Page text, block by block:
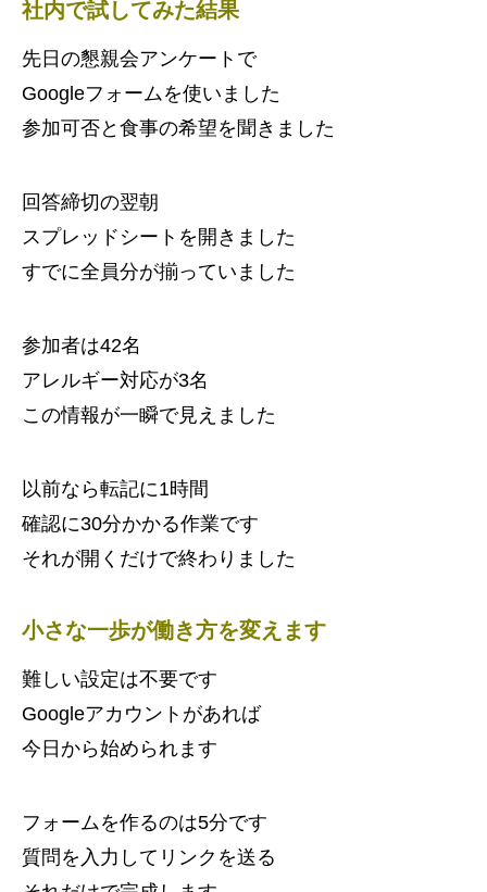
社内で試してみた結果
先日の懇親会アンケートで
Googleフォームを使いました
参加可否と食事の希望を聞きました
回答締切の翌朝
スプレッドシートを開きました
すでに全員分が揃っていました
参加者は42名
アレルギー対応が3名
この情報が一瞬で見えました
以前なら転記に1時間
確認に30分かかる作業です
それが開くだけで終わりました
小さな一歩が働き方を変えます
難しい設定は不要です
Googleアカウントがあれば
今日から始められます
フォームを作るのは5分です
質問を入力してリンクを送る